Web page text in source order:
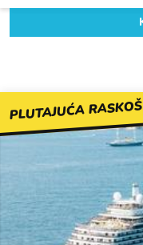
PLUTAJUĆA RASKOŠ